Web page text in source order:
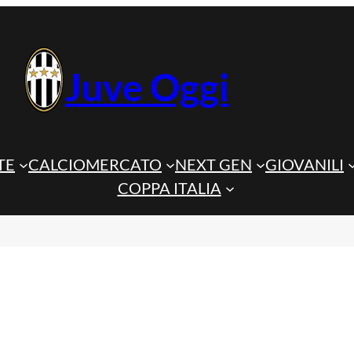
Juve Oggi
CALCIOMERCATO NEXT GEN GIOVANILI
COPPA ITALIA